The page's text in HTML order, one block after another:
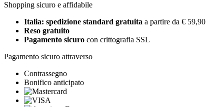
Shopping sicuro e affidabile
Italia: spedizione standard gratuita a partire da € 59,90
Reso gratuito
Pagamento sicuro con crittografia SSL
Pagamento sicuro attraverso
Contrassegno
Bonifico anticipato